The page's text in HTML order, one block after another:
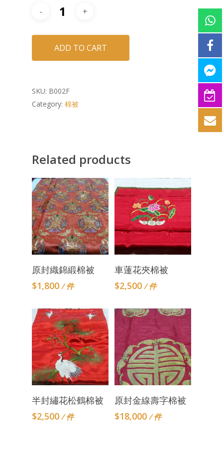
ADD TO CART
SKU: B002F
Category: 棉被
Related products
Add To Cart
原封織錦緞棉被
$1,800 / 件
Add To Cart
車蓮花夾棉被
$2,500 / 件
Add To Cart
半封繡花松鶴棉被
$2,500 / 件
Add To Cart
原封金線壽字棉被
$18,000 / 件